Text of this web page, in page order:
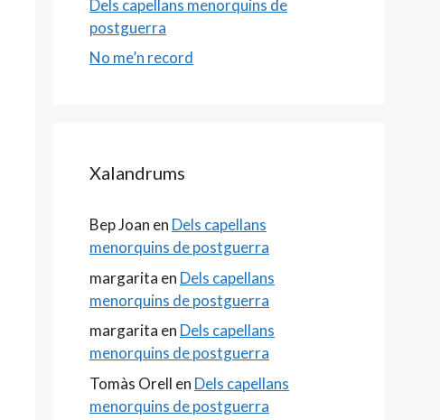
Dels capellans menorquins de
postguerra
No me’n record
Xalandrums
Bep Joan en Dels capellans
menorquins de postguerra
margarita en Dels capellans
menorquins de postguerra
margarita en Dels capellans
menorquins de postguerra
Tomàs Orell en Dels capellans
menorquins de postguerra